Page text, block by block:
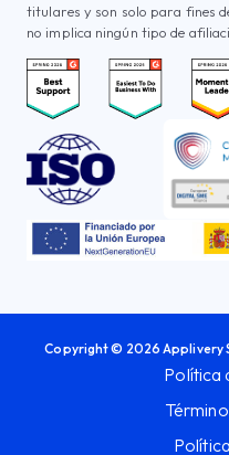
titulares y son solo para fines
no implica ningún tipo de
Copyright © 2026 Applivery
Política